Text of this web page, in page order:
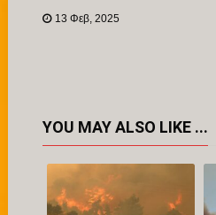
13 Φεβ, 2025
YOU MAY ALSO LIKE ...